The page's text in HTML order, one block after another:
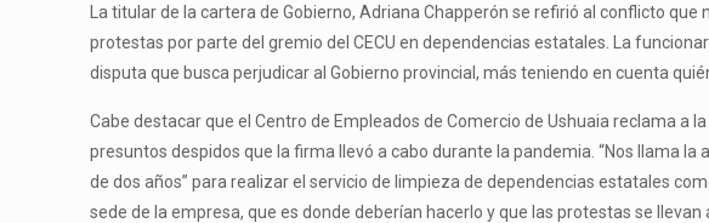
La titular de la cartera de Gobierno, Adriana Chapperón se refirió al conflicto
protestas por parte del gremio del CECU en dependencias estatales. La
disputa que busca perjudicar al Gobierno provincial, más teniendo en cuenta
Cabe destacar que el Centro de Empleados de Comercio de Ushuaia reclama a
presuntos despidos que la firma llevó a cabo durante la pandemia. “Nos llama
de dos años” para realizar el servicio de limpieza de dependencias estatales
sede de la empresa, que es donde deberían hacerlo y que las protestas se llevan